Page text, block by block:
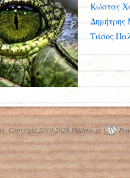
για
είδη
Κώστας
Τάσος
Copyright 2010-2026 Paidevo.gr |